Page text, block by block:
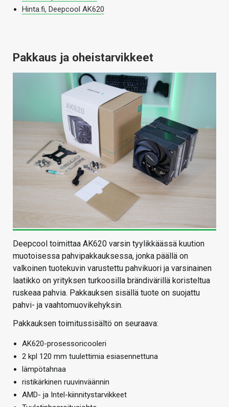
Hinta.fi, Deepcool AK620
Pakkaus ja oheistarvikkeet
Deepcool toimittaa AK620 varsin tyylikkäässä kuution
muotoisessa pahvipakkauksessa, jonka päällä on
valkoinen tuotekuvin varustettu pahvikuori ja varsinainen
laatikko on yrityksen turkoosilla brändivärillä koristeltua
ruskeaa pahvia. Pakkauksen sisällä tuote on suojattu
pahvi- ja vaahtomuovikehyksin.
Pakkauksen toimitussisältö on seuraava:
AK620-prosessoricooleri
2 kpl 120 mm tuulettimia esiasennettuna
lämpötahnaa
ristikärkinen ruuvinväännin
AMD- ja Intel-kiinnitystarvikkeet